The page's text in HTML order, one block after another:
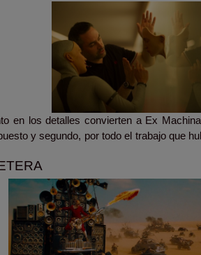
en los detalles convierten a Ex
y segundo, por todo el trabajo que